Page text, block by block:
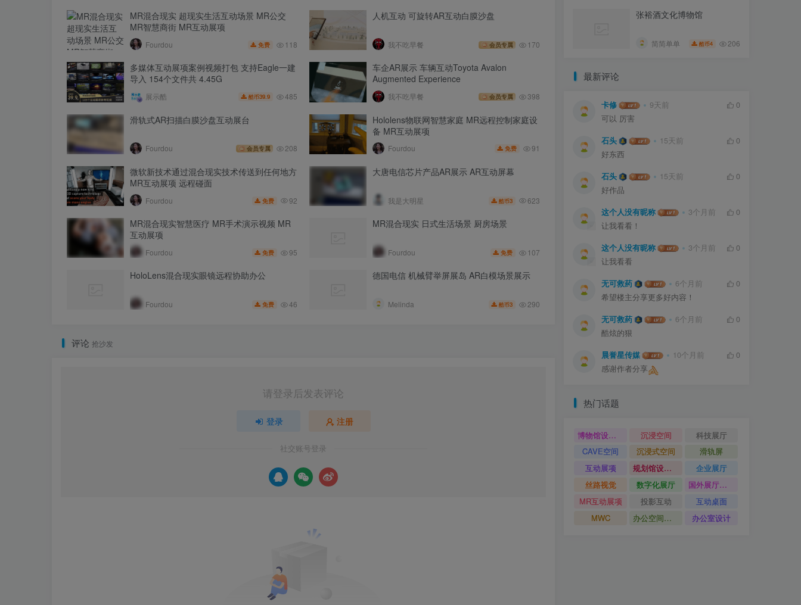
MR混合现实 超现实生活互动场景 MR公交
MR智慧商街 MR互动展项
Fourdou 免费 118
人机互动 可旋转AR互动白膜沙盘
我不吃早餐 会员专属 170
多媒体互动展项案例视频打包 支持Eagle一建
导入 154个文件共 4.45G
展示酷 酷币39.9 485
车企AR展示 车辆互动Toyota Avalon
Augmented Experience
我不吃早餐 会员专属 398
滑轨式AR扫描白膜沙盘互动展台
Fourdou 会员专属 208
Hololens物联网智慧家庭 MR远程控制家庭设
备 MR互动展项
Fourdou 免费 91
微软新技术通过混合现实技术传送到任何地方
MR互动展项 远程碰面
Fourdou 免费 92
大唐电信芯片产品AR展示 AR互动屏幕
我是大明星 酷币3 623
MR混合现实智慧医疗 MR手术演示视频 MR
互动展项
Fourdou 免费 95
MR混合现实 日式生活场景 厨房场景
Fourdou 免费 107
HoloLens混合现实眼镜远程协助办公
Fourdou 免费 46
德国电信 机械臂举屏展岛 AR白模场景展示
Melinda 酷币3 290
评论 抢沙发
请登录后发表评论
登录 注册
社交账号登录
张裕酒文化博物馆
简简单单 酷币4 206
最新评论
卡修 9天前
0
可以 厉害
石头 15天前
0
好东西
石头 15天前
0
好作品
这个人没有昵称 3个月前
0
让我看看！
这个人没有昵称 3个月前
0
让我看看
无可救药 6个月前
0
希望楼主分享更多好内容！
无可救药 6个月前
0
酷炫的狠
晨誉星传媒 10个月前
0
感谢作者分享
热门话题
博物馆设计方案 沉浸空间
科技展厅
CAVE空间
沉浸式空间
滑轨屏
互动展项
规划馆设计方案
企业展厅
丝路视觉
数字化展厅
国外展厅案例
MR互动展项
投影互动
互动桌面
MWC
办公空间设计 办公室设计